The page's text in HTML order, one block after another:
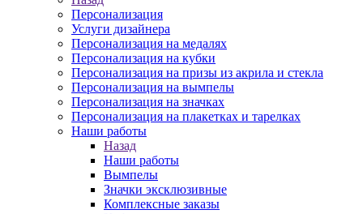
Персонализация
Услуги дизайнера
Персонализация на медалях
Персонализация на кубки
Персонализация на призы из акрила и стекла
Персонализация на вымпелы
Персонализация на значках
Персонализация на плакетках и тарелках
Наши работы
Назад
Наши работы
Вымпелы
Значки эксклюзивные
Комплексные заказы